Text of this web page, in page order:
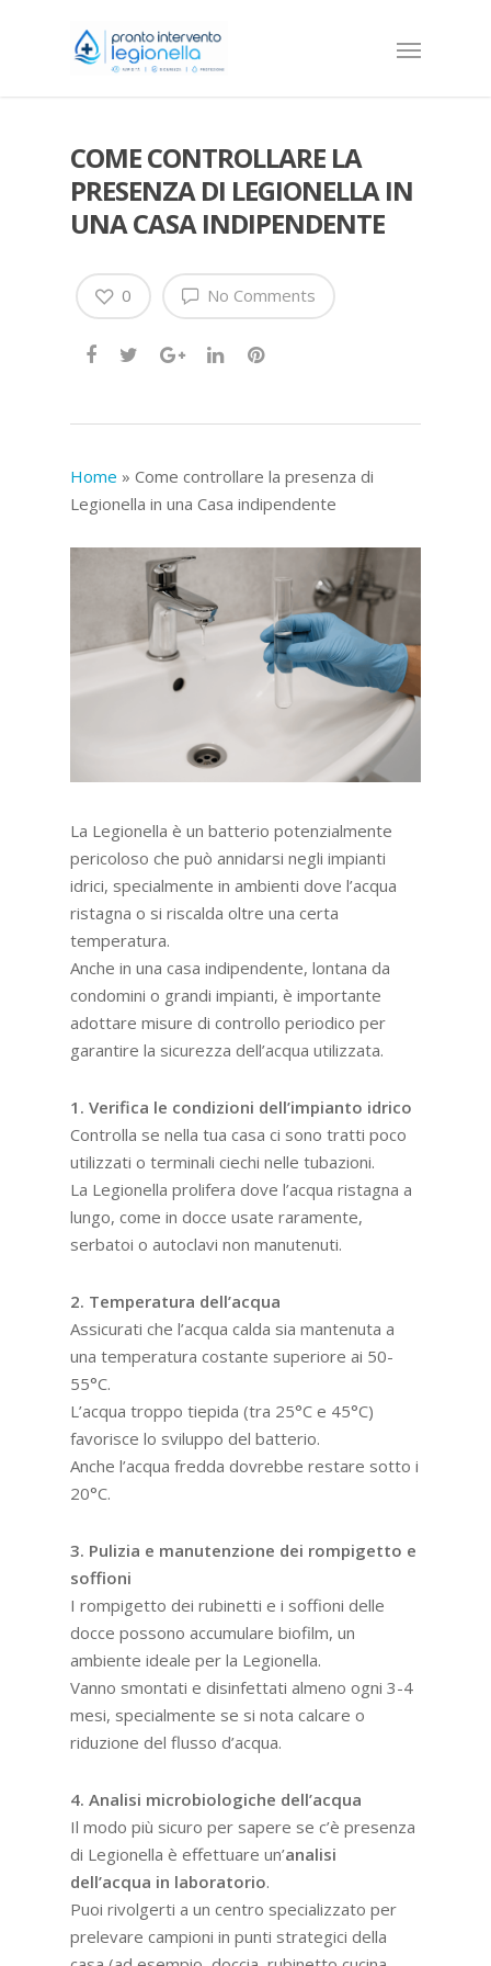
COME CONTROLLARE LA
PRESENZA DI LEGIONELLA IN
UNA CASA INDIPENDENTE
No Comments
0
Home » Come controllare la presenza di
Legionella in una Casa indipendente
La Legionella è un batterio potenzialmente
pericoloso che può annidarsi negli impianti
idrici, specialmente in ambienti dove l’acqua
ristagna o si riscalda oltre una certa
temperatura.
Anche in una casa indipendente, lontana da
condomini o grandi impianti, è importante
adottare misure di controllo periodico per
garantire la sicurezza dell’acqua utilizzata.
1. Verifica le condizioni dell’impianto idrico
Controlla se nella tua casa ci sono tratti poco
utilizzati o terminali ciechi nelle tubazioni.
La Legionella prolifera dove l’acqua ristagna a
lungo, come in docce usate raramente,
serbatoi o autoclavi non manutenuti.
2. Temperatura dell’acqua
Assicurati che l’acqua calda sia mantenuta a
una temperatura costante superiore ai 50-
55°C.
L’acqua troppo tiepida (tra 25°C e 45°C)
favorisce lo sviluppo del batterio.
Anche l’acqua fredda dovrebbe restare sotto i
20°C.
3. Pulizia e manutenzione dei rompigetto e
soffioni
I rompigetto dei rubinetti e i soffioni delle
docce possono accumulare biofilm, un
ambiente ideale per la Legionella.
Vanno smontati e disinfettati almeno ogni 3-4
mesi, specialmente se si nota calcare o
riduzione del flusso d’acqua.
4. Analisi microbiologiche dell’acqua
Il modo più sicuro per sapere se c’è presenza
di Legionella è effettuare un’analisi
dell’acqua in laboratorio.
Puoi rivolgerti a un centro specializzato per
prelevare campioni in punti strategici della